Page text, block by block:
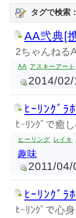
タグで検索：
AA弐典[
2ちゃんねる
AA アスキーアート
2014/02/
ﾋｰﾘﾝｸﾞﾗﾎ
ﾋｰﾘﾝｸﾞで癒
ヒーリング レイキ
趣味
2011/04/
ﾋｰﾘﾝｸﾞﾗﾎ
ﾋｰﾘﾝｸﾞで心